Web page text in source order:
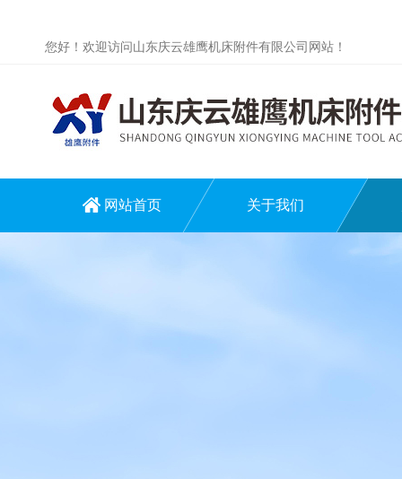
您好！欢迎访问山东庆云雄鹰机床附件有限公司网站！
网站首页 关于我们